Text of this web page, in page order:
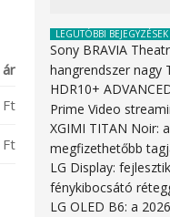
Ft
LEGUTÓBBI BEJEGYZÉSEK
Sony BRAVIA
hangrendszer nagy
HDR10+
Prime Video
XGIMI TITAN Noir:
megfizethetőbb
LG Display:
fénykibocsátó
LG OLED B6: a